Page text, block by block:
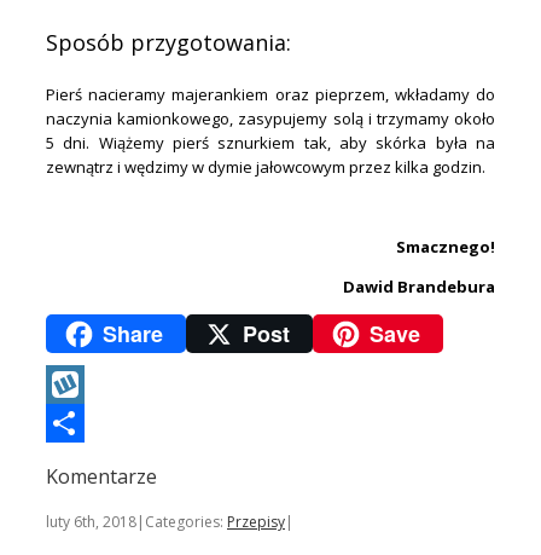
Sposób przygotowania:
Pierś nacieramy majerankiem oraz pieprzem, wkładamy do
naczynia kamionkowego, zasypujemy solą i trzymamy około
5 dni. Wiążemy pierś sznurkiem tak, aby skórka była na
zewnątrz i wędzimy w dymie jałowcowym przez kilka godzin.
Smacznego!
Dawid Brandebura
Share Post Save
Wykop
Komentarze
luty 6th, 2018| Categories: Przepisy|